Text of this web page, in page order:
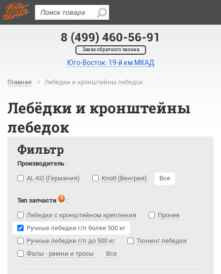
8 (499) 460-56-91
Заказ обратного звонка
Юго-Восток: 19-й км МКАД
Главная Лебёдки и кронштейны лебедок
Лебёдки и кронштейны
лебедок
Фильтр
Производитель :
AL-KO (Германия)
Knott (Венгрия) Все
Тип запчасти
:
Лебедки с кронштейном крепления
Прочее
Ручные лебедки г/п более 500 кг
Ручные лебедки г/п до 500 кг
Тюнинг лебедки
Фалы - ремни и тросы
Все